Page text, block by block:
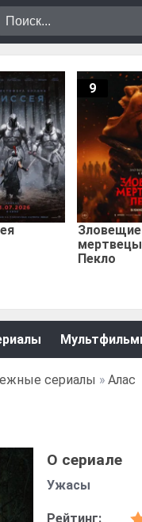
Зловещие
Пекло
9
сериалы » Алас
О сериале
Ужасы
Рейтинг: